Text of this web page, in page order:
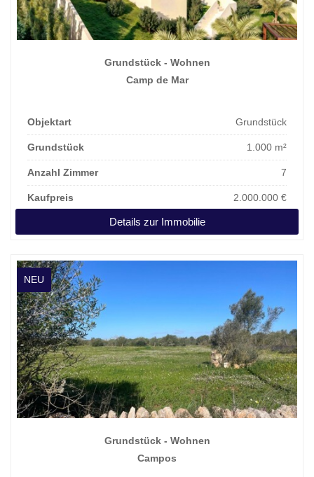
Grundstück - Wohnen
Camp de Mar
Objektart Grundstück
Grundstück 1.000 m²
Anzahl Zimmer 7
Kaufpreis 2.000.000 €
Details zur Immobilie
NEU
Grundstück - Wohnen
Campos